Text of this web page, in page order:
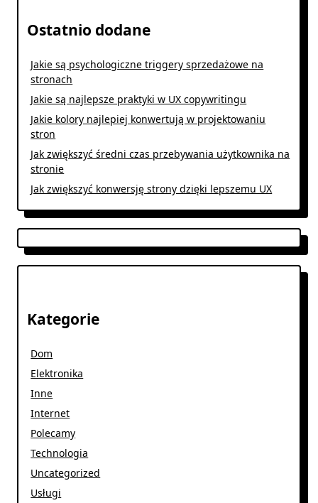
Ostatnio dodane
Jakie są psychologiczne triggery sprzedażowe na
stronach
Jakie są najlepsze praktyki w UX copywritingu
Jakie kolory najlepiej konwertują w projektowaniu
stron
Jak zwiększyć średni czas przebywania użytkownika na
stronie
Jak zwiększyć konwersję strony dzięki lepszemu UX
Kategorie
Dom
Elektronika
Inne
Internet
Polecamy
Technologia
Uncategorized
Usługi